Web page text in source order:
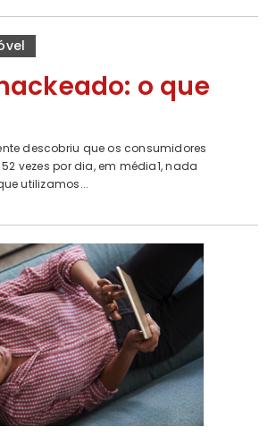
o que
descobriu que os consumidores
vezes por dia, em média1, nada
utilizamos...